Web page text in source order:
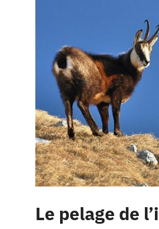
Le pelage de